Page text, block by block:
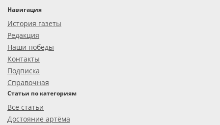
Навигация
История газеты
Редакция
Наши победы
Контакты
Подписка
Справочная
Статьи по категориям
Все статьи
Достояние артёма